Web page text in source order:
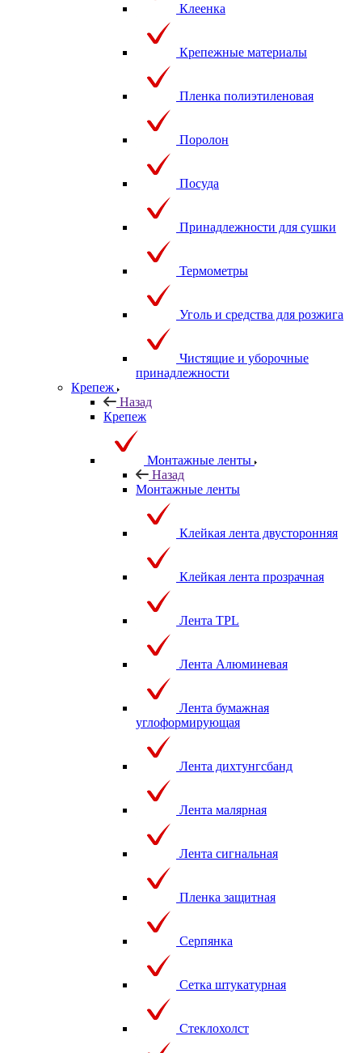
Клеенка
Крепежные материалы
Пленка полиэтиленовая
Поролон
Посуда
Принадлежности для сушки
Термометры
Уголь и средства для розжига
Чистящие и уборочные
принадлежности
Крепеж
Назад
Крепеж
Монтажные ленты
Назад
Монтажные ленты
Клейкая лента двусторонняя
Клейкая лента прозрачная
Лента TPL
Лента Алюминевая
Лента бумажная
углоформирующая
Лента дихтунгсбанд
Лента малярная
Лента сигнальная
Пленка защитная
Серпянка
Сетка штукатурная
Стеклохолст